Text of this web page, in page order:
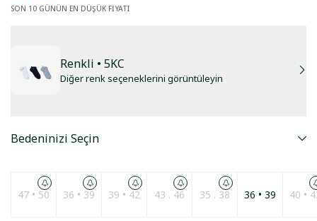
SON 10 GÜNÜN EN DÜŞÜK FİYATI
Renkli • 5KC
Diğer renk seçeneklerini görüntüleyin
Bedeninizi Seçin
47 • 50 36 • 39 39 • 42 43 . 46 35 . 38 36 • 39 40 •